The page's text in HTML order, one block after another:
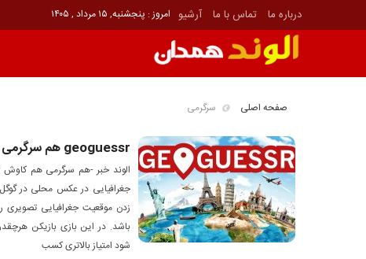
درباره ما تماس با ما آرشیو امروز : پنجشنبه, ۱۵ مرداد , ۱۴۰۵
صفحه اصلی سرگرمی
geoguessr هم سرگرمی هم کاوش
جغرافیایی در عکس محلی در
زدن موقعیت جغرافیایی تصویری
باشد. در این بازی بازیکن
شود امتیاز بالاتری کسب